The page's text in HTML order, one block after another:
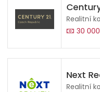
Realitní
30
Next
Realitní